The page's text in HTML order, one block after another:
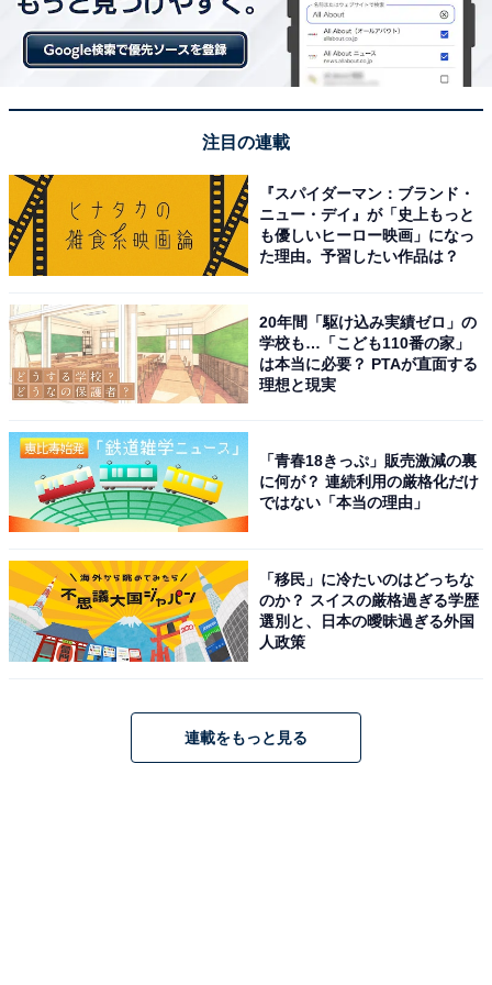
1位を獲得したのは、『名探偵コナン ハイウェイの堕天
使』です。
4月10日公開の劇場版コナン第29弾。神奈川県警交通機
動隊の白バイ隊員・萩原千速が劇場版初登場を果たし、
風の女神（エンジェル）vs黒き堕天使（ルシファー）と
いう史上最速のバトルミステリーが展開されます。今年
もアニメ映画の最高峰として期待大の作品であり、映画
シリーズならではの爆破やカーチェイスといった派手な
アンケート回答では、「以前子供と見に行って、コナン
シリーズが好きになったので」（40代女性／東京都）、
やっぱり映画館ですぐにみたい！多分今年も何度か行く
と思う」（40代女性／新潟県）、「コナン関連の作品は
ハズレが少ないから」（50代男性／佐賀県）、「妻がコ
性／大阪府）などのコメントが集まりました。
注目の連載
『スパイダーマン：ブランド・
ニュー・デイ』が「史上もっと
も優しいヒーロー映画」になっ
た理由。予習したい作品は？
20年間「駆け込み実績ゼロ」の
学校も…「こども110番の家」
は本当に必要？ PTAが直面する
理想と現実
「青春18きっぷ」販売激減の裏
に何が？ 連続利用の厳格化だけ
ではない「本当の理由」
「移民」に冷たいのはどっちな
のか？ スイスの厳格過ぎる学歴
選別と、日本の曖昧過ぎる外国
人政策
連載をもっと見る